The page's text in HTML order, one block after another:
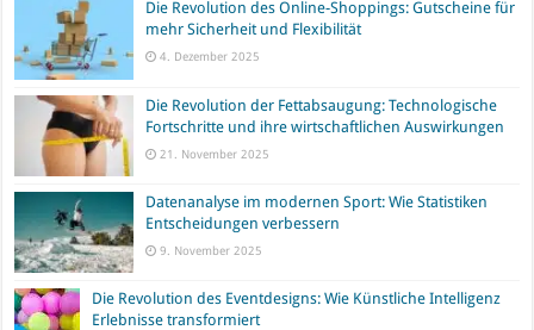
Die Revolution des Online-Shoppings: Gutscheine für
mehr Sicherheit und Flexibilität
4. Dezember 2025
Die Revolution der Fettabsaugung: Technologische
Fortschritte und ihre wirtschaftlichen Auswirkungen
21. November 2025
Datenanalyse im modernen Sport: Wie Statistiken
Entscheidungen verbessern
9. November 2025
Die Revolution des Eventdesigns: Wie Künstliche Intelligenz
Erlebnisse transformiert